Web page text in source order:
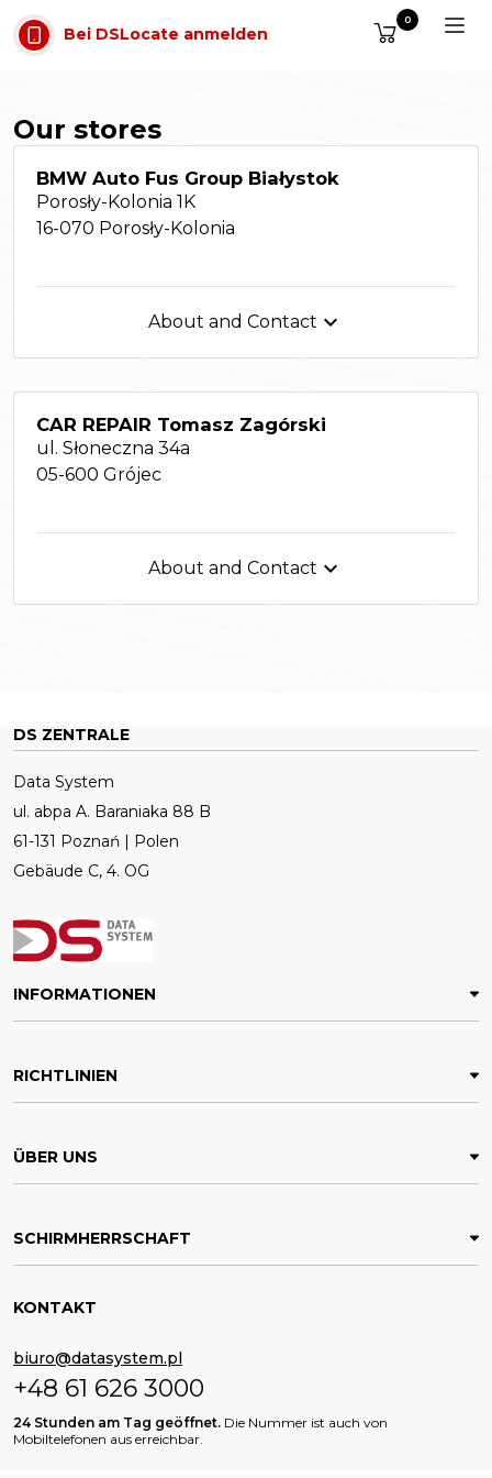
Zum Inhalt springen
Bei DSLocate anmelden
0
Our stores
BMW Auto Fus Group Białystok
Porosły-Kolonia 1K
16-070 Porosły-Kolonia
About and Contact 
CAR REPAIR Tomasz Zagórski
ul. Słoneczna 34a
05-600 Grójec
About and Contact 
DS ZENTRALE
Data System
ul. abpa A. Baraniaka 88 B
61-131 Poznań | Polen
Gebäude C, 4. OG
INFORMATIONEN
RICHTLINIEN
ÜBER UNS
SCHIRMHERRSCHAFT
KONTAKT
biuro@datasystem.pl
+48 61 626 3000
24 Stunden am Tag geöffnet. Die Nummer ist auch von
Mobiltelefonen aus erreichbar.